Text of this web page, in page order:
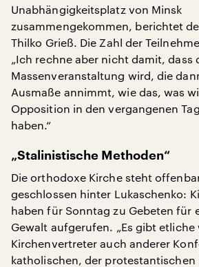
Unabhängigkeitsplatz von Minsk
zusammengekommen, berichtet
Thilko Grieß. Die Zahl der
„Ich rechne aber nicht damit, dass
Massenveranstaltung wird, die
Ausmaße annimmt, wie das, was
Opposition in den vergangenen
haben.“
„Stalinistische Methoden“
Die orthodoxe Kirche steht
geschlossen hinter Lukaschenko:
haben für Sonntag zu Gebeten für
Gewalt aufgerufen. „Es gibt etliche
Kirchenvertreter auch anderer
katholischen, der protestantischen